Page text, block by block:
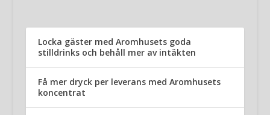
Locka gäster med Aromhusets goda
stilldrinks och behåll mer av intäkten
Få mer dryck per leverans med Aromhusets
koncentrat